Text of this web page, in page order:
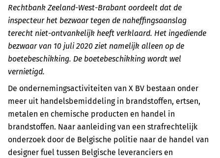
Rechtbank Zeeland-West-Brabant oordeelt dat de
inspecteur het bezwaar tegen de naheffingsaanslag
terecht niet-ontvankelijk heeft verklaard. Het ingediende
bezwaar van 10 juli 2020 ziet namelijk alleen op de
boetebeschikking. De boetebeschikking wordt wel
vernietigd.
De ondernemingsactiviteiten van X BV bestaan onder
meer uit handelsbemiddeling in brandstoffen, ertsen,
metalen en chemische producten en handel in
brandstoffen. Naar aanleiding van een strafrechtelijk
onderzoek door de Belgische politie naar de handel van
designer fuel tussen Belgische leveranciers en